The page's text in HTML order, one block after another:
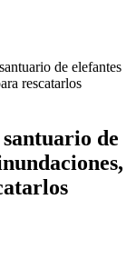
de elefantes
rescatarlos
de